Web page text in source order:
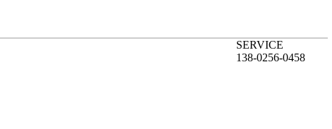
SERVICE
138-0256-0458